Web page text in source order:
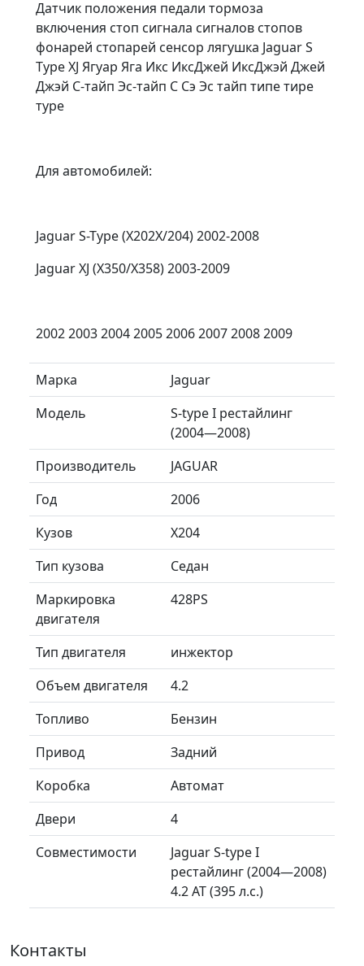
Датчик положения педали тормоза
включения стоп сигнала сигналов стопов
фонарей стопарей сенсор лягушка Jaguar S
Type XJ Ягуар Яга Икс ИксДжей ИксДжэй Джей
Джэй С-тайп Эс-тайп С Сэ Эс тайп типе тире
туре
Для автомобилей:
Jaguar S-Type (X202X/204) 2002-2008
Jaguar XJ (X350/X358) 2003-2009
2002 2003 2004 2005 2006 2007 2008 2009
Марка
Jaguar
Модель
S-type I рестайлинг
(2004—2008)
Производитель
JAGUAR
Год
2006
Кузов
X204
Тип кузова
Седан
Маркировка
двигателя
428PS
Тип двигателя
инжектор
Объем двигателя
4.2
Топливо
Бензин
Привод
Задний
Коробка
Автомат
Двери
4
Совместимости
Jaguar S-type I
рестайлинг (2004—2008)
4.2 AT (395 л.с.)
Контакты